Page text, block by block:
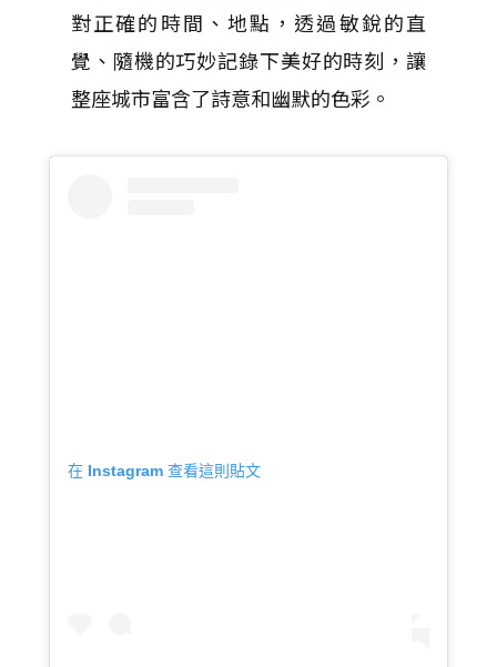
對正確的時間、地點，透過敏銳的直
覺、隨機的巧妙記錄下美好的時刻，讓
整座城市富含了詩意和幽默的色彩。
在 Instagram 查看這則貼文